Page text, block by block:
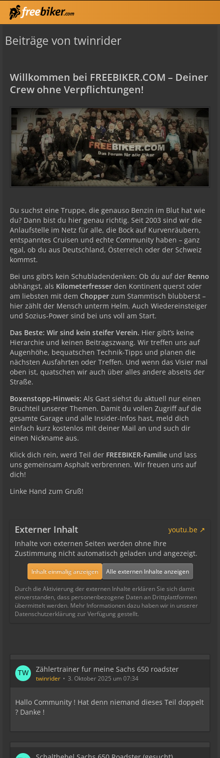
Beiträge von twinrider
Willkommen bei FREEBIKER.COM – Deiner
Crew ohne Verpflichtungen!
Du suchst eine Truppe, die genauso Benzin im Blut hat wie
du? Dann bist du hier genau richtig. Seit 2003 sind wir die
Anlaufstelle im Netz für alle, die Bock auf Kurvenräubern,
entspanntes Cruisen und echte Community haben – ganz
egal, ob du aus Deutschland, Österreich oder der Schweiz
kommst.
Bei uns gibt’s kein Schubladendenken: Ob du auf der Renno
abhängst, als Kilometerfresser den Kontinent querst oder
am liebsten mit dem Chopper zum Stammtisch blubberst –
hier zählt der Mensch unterm Helm. Auch Wiedereinsteiger
und Sozius-Power sind bei uns voll am Start.
Das Beste: Wir sind kein steifer Verein. Hier gibt’s keine
Hierarchie und keinen Beitragszwang. Wir treffen uns auf
Augenhöhe, bequatschen Technik-Tipps und planen die
nächsten Ausfahrten oder Treffen. Und wenn das Visier mal
oben ist, quatschen wir auch über alles andere abseits der
Straße.
Boxenstopp-Hinweis: Als Gast siehst du aktuell nur einen
Bruchteil unserer Themen. Damit du vollen Zugriff auf die
gesamte Garage und alle Insider-Infos hast, meld dich
einfach kurz kostenlos mit deiner Mail an und such dir
einen Nickname aus.
Klick dich rein, werd Teil der FREEBIKER-Familie und lass
uns gemeinsam Asphalt verbrennen. Wir freuen uns auf
dich!
Linke Hand zum Gruß!
Externer Inhalt
youtu.be
Inhalte von externen Seiten werden ohne Ihre
Zustimmung nicht automatisch geladen und angezeigt.
Inhalt einmalig anzeigen Alle externen Inhalte anzeigen
Durch die Aktivierung der externen Inhalte erklären Sie sich damit
einverstanden, dass personenbezogene Daten an Drittplattformen
übermittelt werden. Mehr Informationen dazu haben wir in unserer
Datenschutzerklärung zur Verfügung gestellt.
Zählertrainer fur meine Sachs 650 roadster
twinrider 3. Oktober 2025 um 07:34
Hallo Community ! Hat denn niemand dieses Teil doppelt
? Danke !